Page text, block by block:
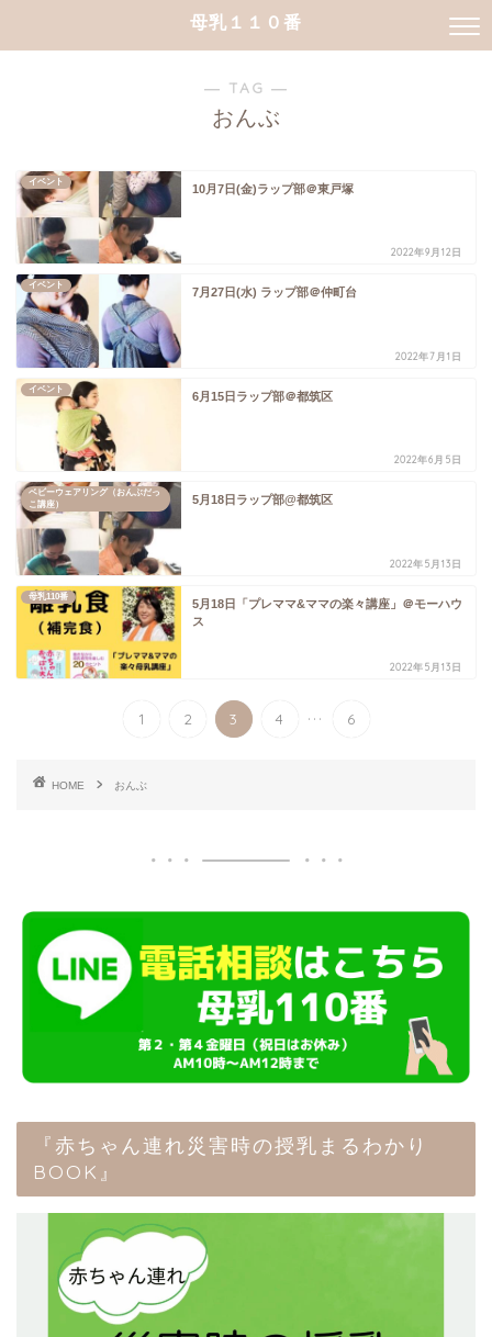
母乳１１０番
― TAG ―
おんぶ
イベント
10月7日(金)ラップ部＠東戸塚
2022年9月12日
イベント
7月27日(水) ラップ部＠仲町台
2022年7月1日
イベント
6月15日ラップ部＠都筑区
2022年6月5日
ベビーウェアリング（おんぶだっ
こ講座）
5月18日ラップ部@都筑区
2022年5月13日
母乳110番
5月18日「プレママ&ママの楽々講座」＠モーハウ
ス
2022年5月13日
1 2 3 4 ... 6
HOME おんぶ
『赤ちゃん連れ災害時の授乳まるわかり
BOOK』